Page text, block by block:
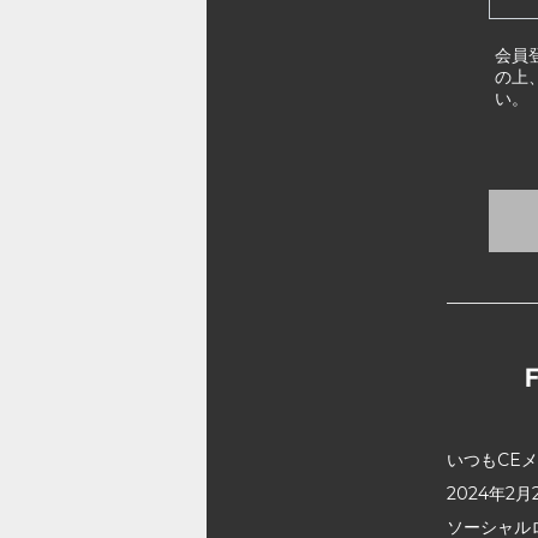
会員
の上
い。
いつもCE
2024年2月
ソーシャ